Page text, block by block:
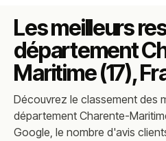
Les meilleurs
département
Maritime (17),
Découvrez le classement des
département Charente-
Google, le nombre d'avis